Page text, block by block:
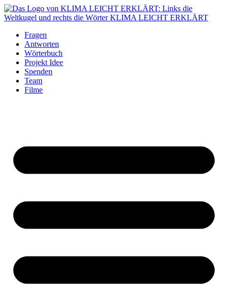
Fragen
Antworten
Wörterbuch
Projekt Idee
Spenden
Team
Filme